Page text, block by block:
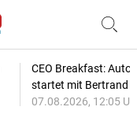
CEO Breakfast:
startet mit Bertrand
07.08.2026, 12:05